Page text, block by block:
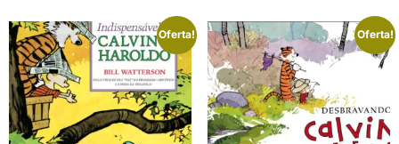
Oferta! Oferta!